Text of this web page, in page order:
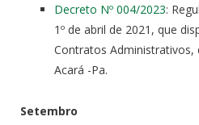
Decreto Nº 004/2023:
1º de abril de 2021, que
Contratos Administrativos,
Acará -Pa.
Setembro